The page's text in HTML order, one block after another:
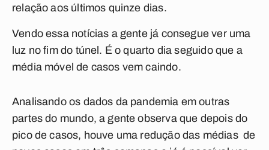
relação aos últimos quinze dias.
Vendo essa notícias a gente já consegue ver uma
luz no fim do túnel. É o quarto dia seguido que a
média móvel de casos vem caindo.
Analisando os dados da pandemia em outras
partes do mundo, a gente observa que depois do
pico de casos, houve uma redução das médias de